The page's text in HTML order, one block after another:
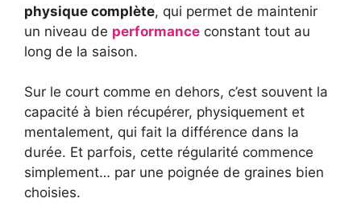
physique complète, qui permet de maintenir
un niveau de performance constant tout au
long de la saison.
Sur le court comme en dehors, c’est souvent la
capacité à bien récupérer, physiquement et
mentalement, qui fait la différence dans la
durée. Et parfois, cette régularité commence
simplement… par une poignée de graines bien
choisies.